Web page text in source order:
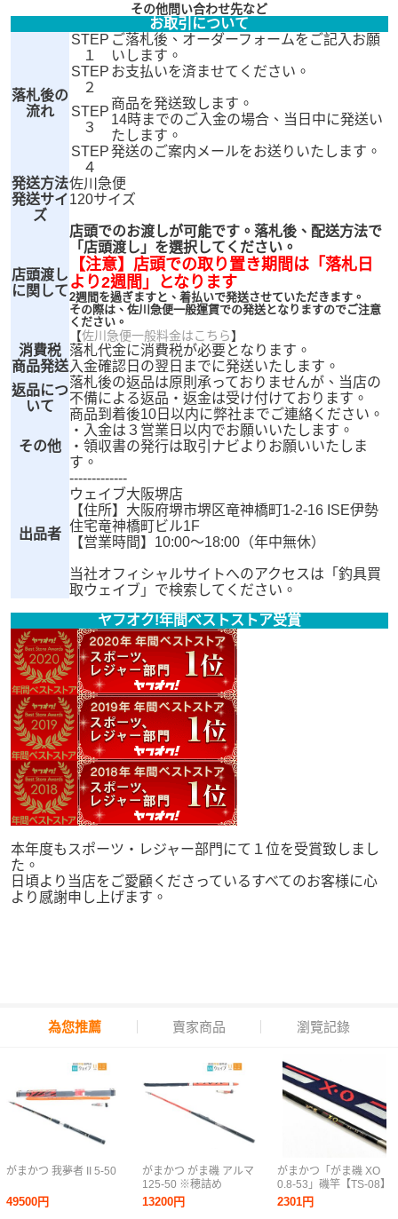
その他問い合わせ先など
お取引について
落札後の
流れ
STEP
１
ご落札後、オーダーフォームをご記入お願
いします。
STEP
２
お支払いを済ませてください。
STEP
３
商品を発送致します。
14時までのご入金の場合、当日中に発送い
たします。
STEP
４
発送のご案内メールをお送りいたします。
発送方法佐川急便
発送サイ
ズ
120サイズ
店頭渡し
に関して
店頭でのお渡しが可能です。落札後、配送方法で
「店頭渡し」を選択してください。
【注意】店頭での取り置き期間は「落札日
より2週間」となります
2週間を過ぎますと、着払いで発送させていただきます。
その際は、佐川急便一般運賃での発送となりますのでご注意
ください。
【佐川急便一般料金はこちら】
消費税
落札代金に消費税が必要となります。
商品発送 入金確認日の翌日までに発送いたします。
返品につ
いて
落札後の返品は原則承っておりませんが、当店の
不備による返品・返金は受け付けております。
商品到着後10日以内に弊社までご連絡ください。
その他
・入金は３営業日以内でお願いいたします。
・領収書の発行は取引ナビよりお願いいたしま
す。
出品者
-------------
ウェイブ大阪堺店
【住所】大阪府堺市堺区竜神橋町1-2-16 ISE伊勢
住宅竜神橋町ビル1F
【営業時間】10:00～18:00（年中無休）
当社オフィシャルサイトへのアクセスは「釣具買
取ウェイブ」で検索してください。
ヤフオク!年間ベストストア受賞
本年度もスポーツ・レジャー部門にて１位を受賞致しまし
た。
日頃より当店をご愛顧くださっているすべてのお客様に心
より感謝申し上げます。
為您推薦 賣家商品 瀏覽記錄
がまかつ 我夢者 II 5-50
49500円
がまかつ がま磯 アルマ
125-50 ※穂詰め
13200円
がまかつ「がま磯 XO
0.8-53」磯竿【TS-08】
2301円